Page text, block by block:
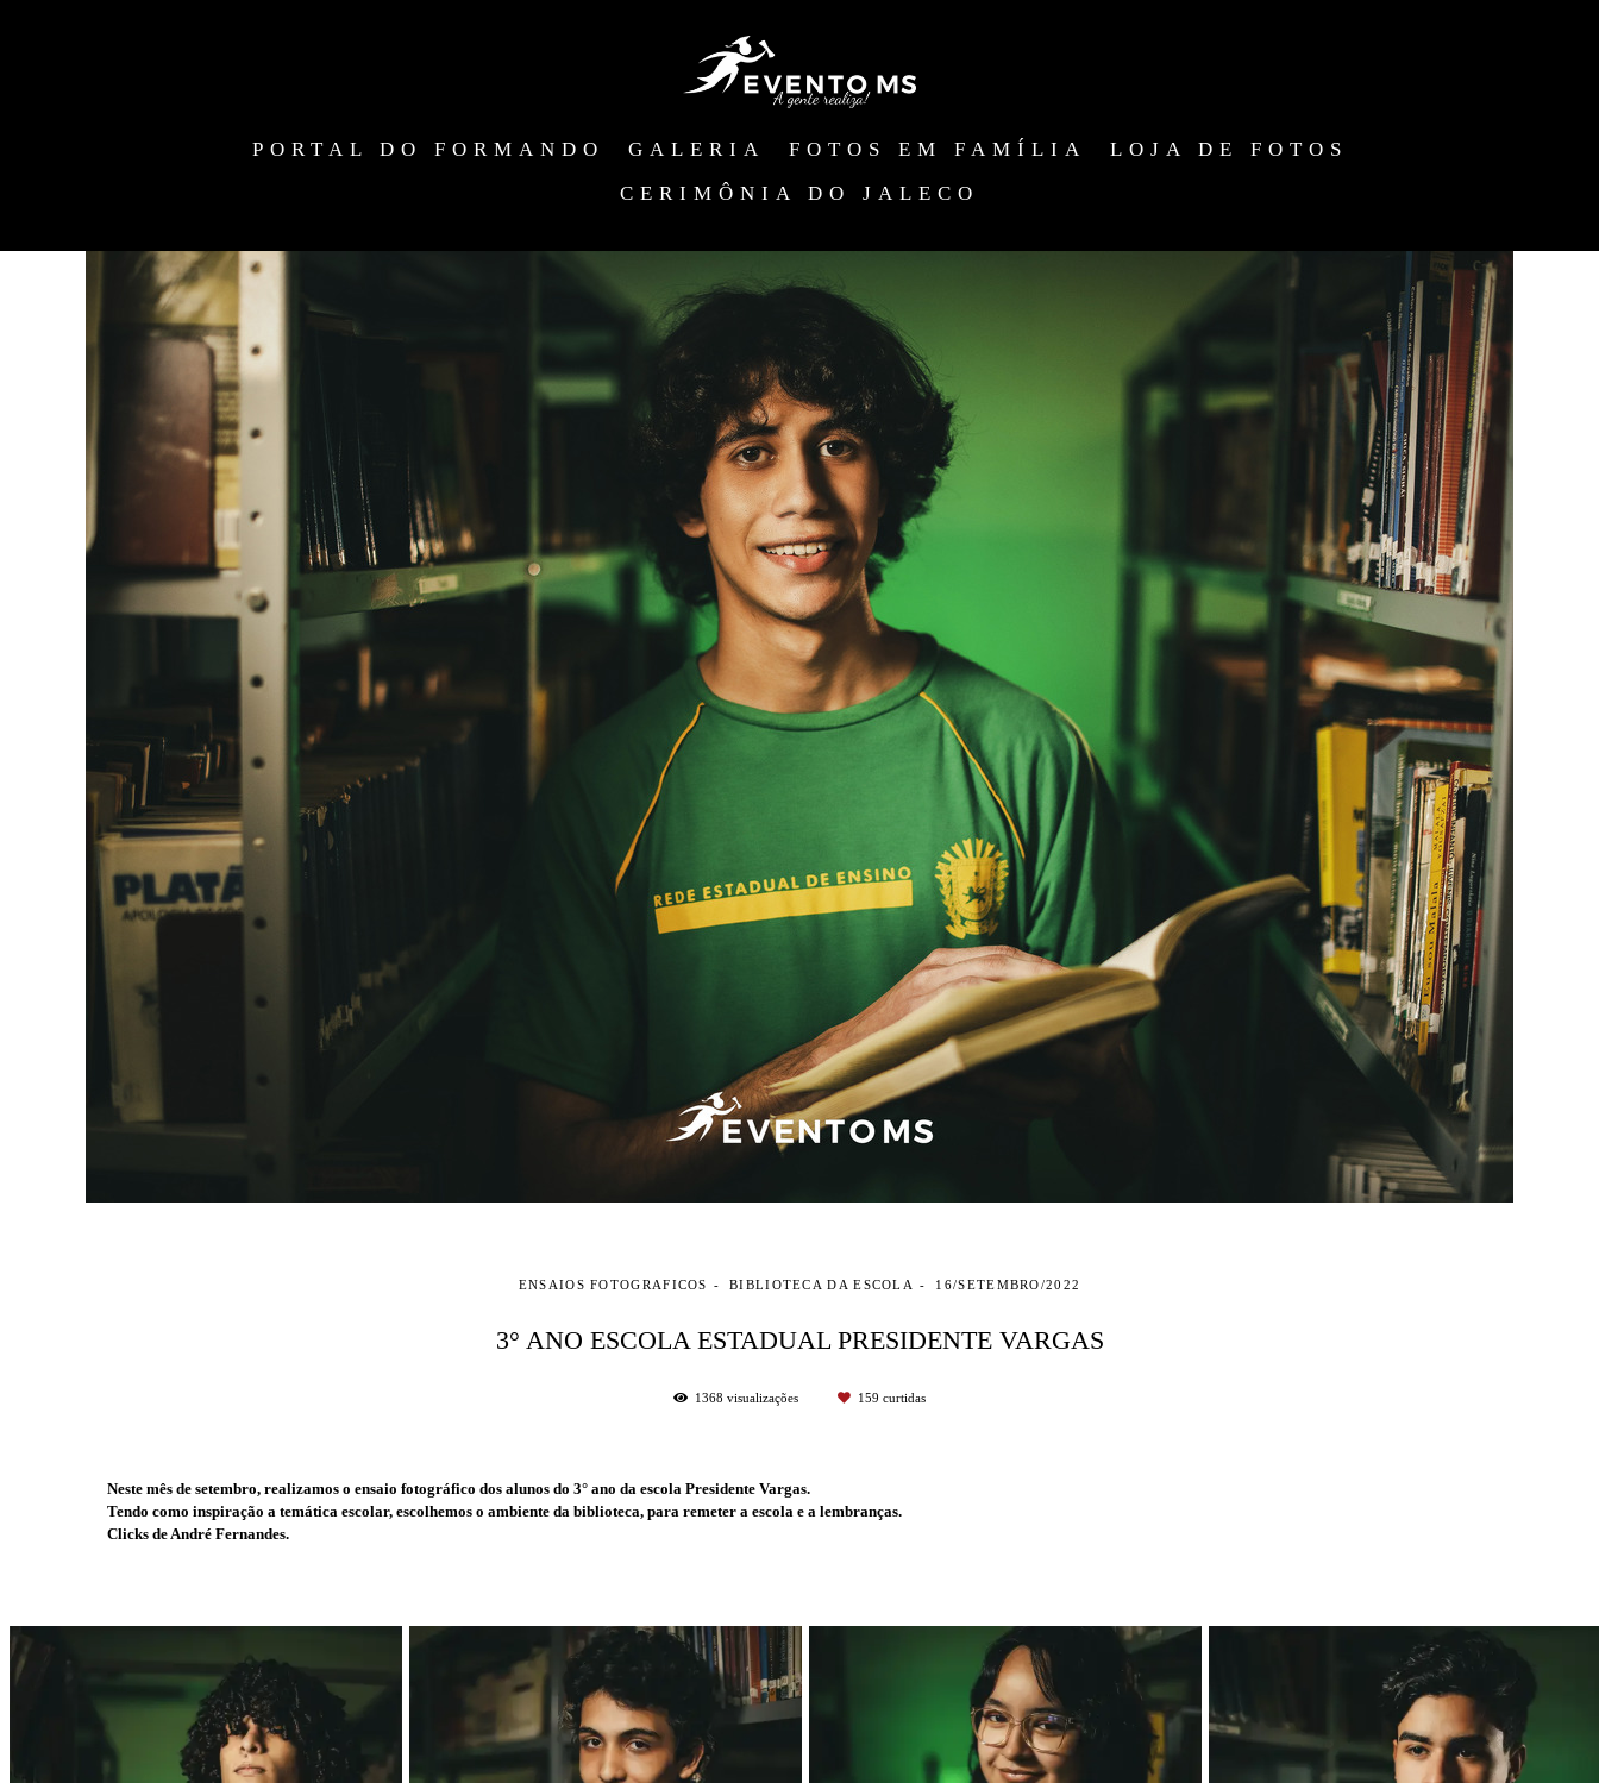
PORTAL DO FORMANDO GALERIA FOTOS EM FAMÍLIA
LOJA DE FOTOS
CERIMÔNIA DO JALECO
ENSAIOS FOTOGRAFICOS BIBLIOTECA DA ESCOLA 16/SETEMBRO/2022
3° ANO ESCOLA ESTADUAL PRESIDENTE VARGAS
1368 visualizações 159 curtidas
Neste mês de setembro, realizamos o ensaio fotográfico dos alunos do 3° ano da escola Presidente Vargas.
Tendo como inspiração a temática escolar, escolhemos o ambiente da biblioteca, para remeter a escola e a lembranças.
Clicks de André Fernandes.